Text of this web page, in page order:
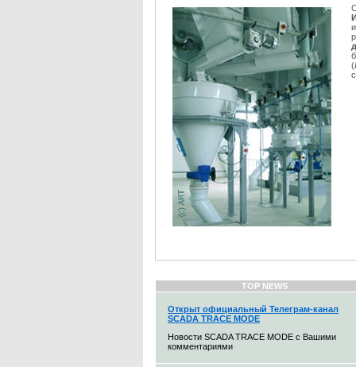
(
TOP NEWS
Открыт официальный Телеграм-канал
SCADA TRACE MODE
Новости SCADA TRACE MODE с Вашими
комментариями